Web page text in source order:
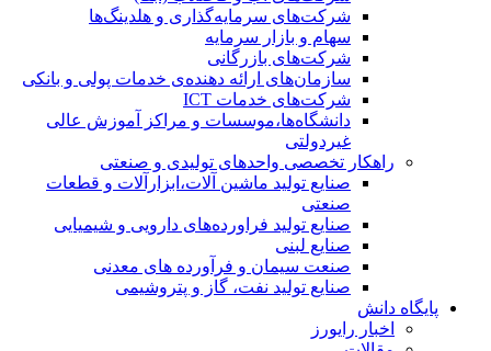
شرکت‌های سرمایه‌گذاری و هلدینگ‌ها
سهام و بازار سرمایه
شرکت‌های بازرگانی
سازمان‌های ارائه دهنده‌ی خدمات پولی و بانکی
شرکت‌های خدمات ICT
دانشگاه‌ها،موسسات و مراکز آموزش عالی
غیردولتی
راهکار تخصصی واحدهای تولیدی و صنعتی
صنایع توليد ماشين آلات،ابزارآلات و قطعات
صنعتی
صنایع تولید فراورده‌های دارویی و شیمیایی
صنایع لبنی
صنعت سیمان و فرآورده های معدنی
صنایع تولید نفت، گاز و پتروشيمی
پایگاه دانش
اخبار رایورز